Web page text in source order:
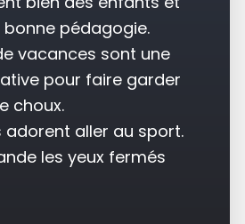
pédagogie.
vacances sont une
pour faire garder
choux.
adorent aller au sport.
les yeux fermés